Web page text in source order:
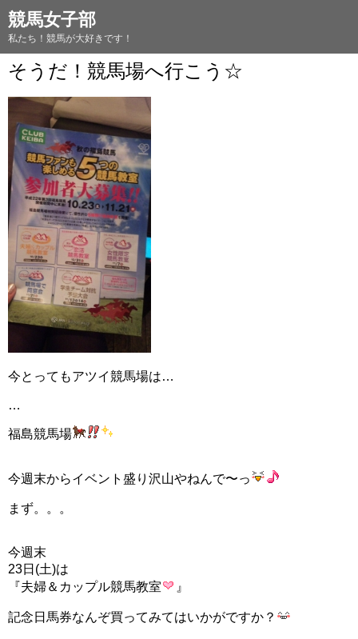
競馬女子部
私たち！競馬が大好きです！
そうだ！競馬場へ行こう☆
今とってもアツイ競馬場は…
…
福島競馬場
今週末からイベント盛り沢山やねんで〜っ
まず。。。
今週末
23日(土)は
『夫婦＆カップル競馬教室
』
記念日馬券なんぞ買ってみてはいかがですか？